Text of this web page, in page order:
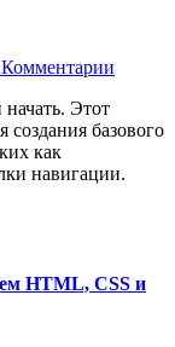
создания базового
как
навигации.
HTML, CSS и